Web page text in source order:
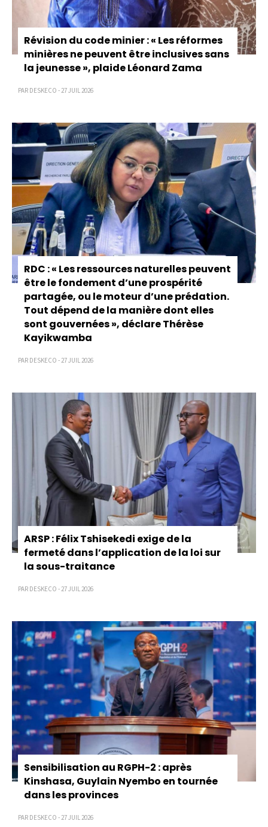
Révision du code minier : « Les réformes
minières ne peuvent être inclusives sans
la jeunesse », plaide Léonard Zama
PAR DESKECO - 27 JUIL 2026
RDC : « Les ressources naturelles peuvent
être le fondement d’une prospérité
partagée, ou le moteur d’une prédation.
Tout dépend de la manière dont elles
sont gouvernées », déclare Thérèse
Kayikwamba
PAR DESKECO - 27 JUIL 2026
ARSP : Félix Tshisekedi exige de la
fermeté dans l’application de la loi sur
la sous-traitance
PAR DESKECO - 27 JUIL 2026
Sensibilisation au RGPH-2 : après
Kinshasa, Guylain Nyembo en tournée
dans les provinces
PAR DESKECO - 27 JUIL 2026